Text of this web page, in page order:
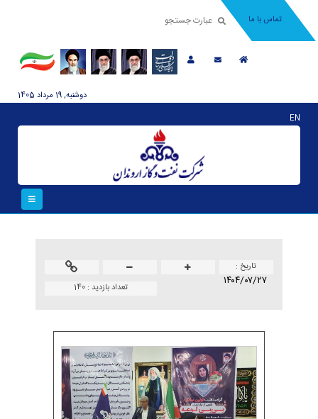
تماس با ما
دوشنبه, 19 مرداد 1405
EN
تاريخ :
۱۴۰۴/۰۷/۲۷ تعداد بازدید :140